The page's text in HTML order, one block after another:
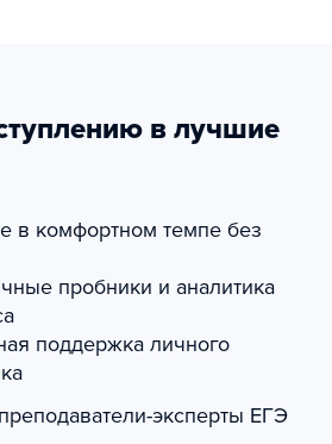
в лучшие
в комфортном темпе без
пробники и аналитика
поддержка личного
эксперты ЕГЭ